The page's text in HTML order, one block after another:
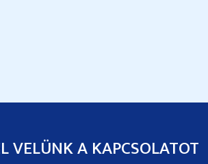
VELÜNK A KAPCSOLATOT